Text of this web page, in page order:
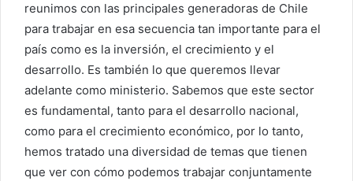
reunimos con las principales generadoras de Chile
para trabajar en esa secuencia tan importante para el
país como es la inversión, el crecimiento y el
desarrollo. Es también lo que queremos llevar
adelante como ministerio. Sabemos que este sector
es fundamental, tanto para el desarrollo nacional,
como para el crecimiento económico, por lo tanto,
hemos tratado una diversidad de temas que tienen
que ver con cómo podemos trabajar conjuntamente